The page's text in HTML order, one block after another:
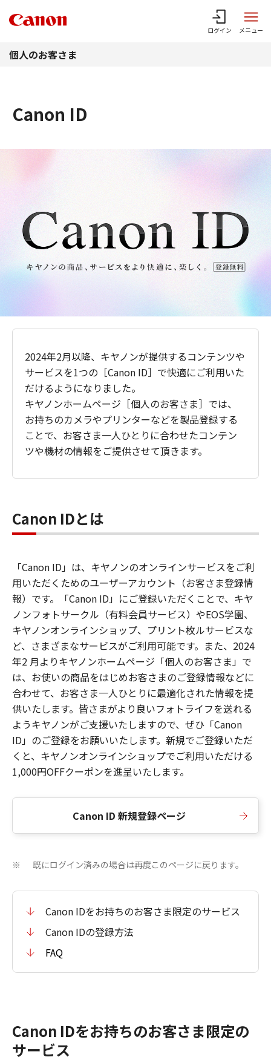
ログイン メニュー
個人のお客さま
Canon ID
2024年2月以降、キヤノンが提供するコンテンツや
サービスを1つの［Canon ID］で快適にご利用いた
だけるようになりました。
キヤノンホームページ［個人のお客さま］では、
お持ちのカメラやプリンターなどを製品登録する
ことで、お客さま一人ひとりに合わせたコンテン
ツや機材の情報をご提供させて頂きます。
Canon IDとは
「Canon ID」は、キヤノンのオンラインサービスをご利
用いただくためのユーザーアカウント（お客さま登録情
報）です。「Canon ID」にご登録いただくことで、キヤ
ノンフォトサークル（有料会員サービス）やEOS学園、
キヤノンオンラインショップ、プリント枚ルサービスな
ど、さまざまなサービスがご利用可能です。また、2024
年2 月よりキヤノンホームページ「個人のお客さま」で
は、お使いの商品をはじめお客さまのご登録情報などに
合わせて、お客さま一人ひとりに最適化された情報を提
供いたします。皆さまがより良いフォトライフを送れる
ようキヤノンがご支援いたしますので、ぜひ「Canon
ID」のご登録をお願いいたします。新規でご登録いただ
くと、キヤノンオンラインショップでご利用いただける
1,000円OFFクーポンを進呈いたします。
Canon ID 新規登録ページ
※ 既にログイン済みの場合は再度このページに戻ります。
Canon IDをお持ちのお客さま限定のサービス
Canon IDの登録方法
FAQ
Canon IDをお持ちのお客さま限定の
サービス